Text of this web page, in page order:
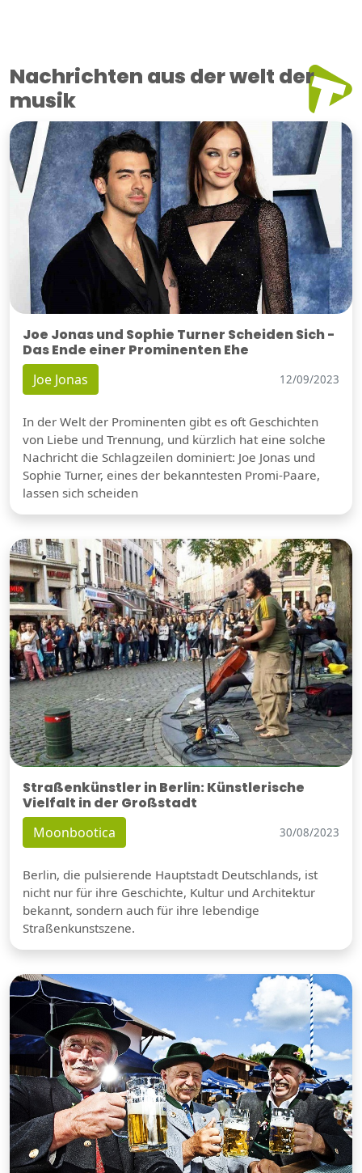
Nachrichten aus der welt der
musik
Joe Jonas und Sophie Turner Scheiden Sich -
Das Ende einer Prominenten Ehe
Joe Jonas 12/09/2023
In der Welt der Prominenten gibt es oft Geschichten
von Liebe und Trennung, und kürzlich hat eine solche
Nachricht die Schlagzeilen dominiert: Joe Jonas und
Sophie Turner, eines der bekanntesten Promi-Paare,
lassen sich scheiden
Straßenkünstler in Berlin: Künstlerische
Vielfalt in der Großstadt
Moonbootica 30/08/2023
Berlin, die pulsierende Hauptstadt Deutschlands, ist
nicht nur für ihre Geschichte, Kultur und Architektur
bekannt, sondern auch für ihre lebendige
Straßenkunstszene.